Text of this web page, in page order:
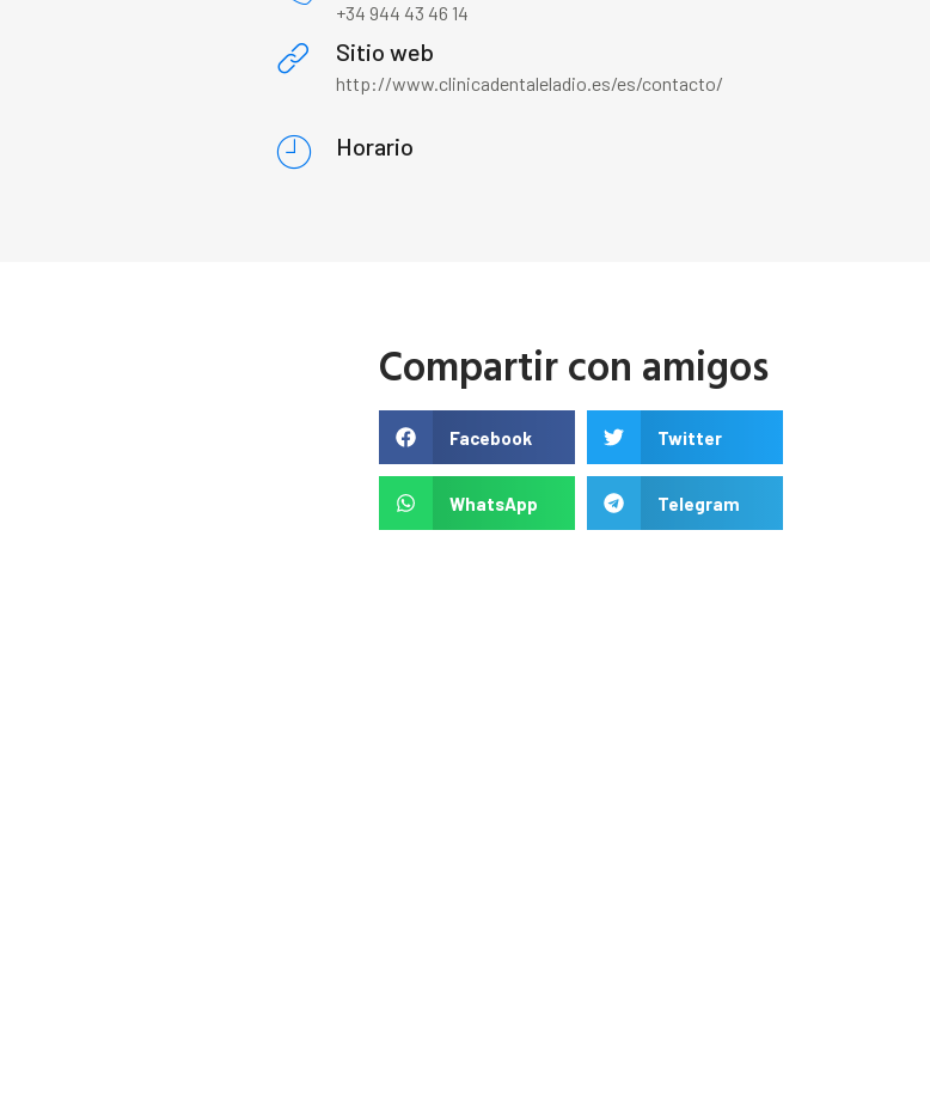
+34 944 43 46 14
Sitio web
http://www.clinicadentaleladio.es/es/contacto/
Horario
Compartir con amigos
Facebook Twitter
WhatsApp Telegram